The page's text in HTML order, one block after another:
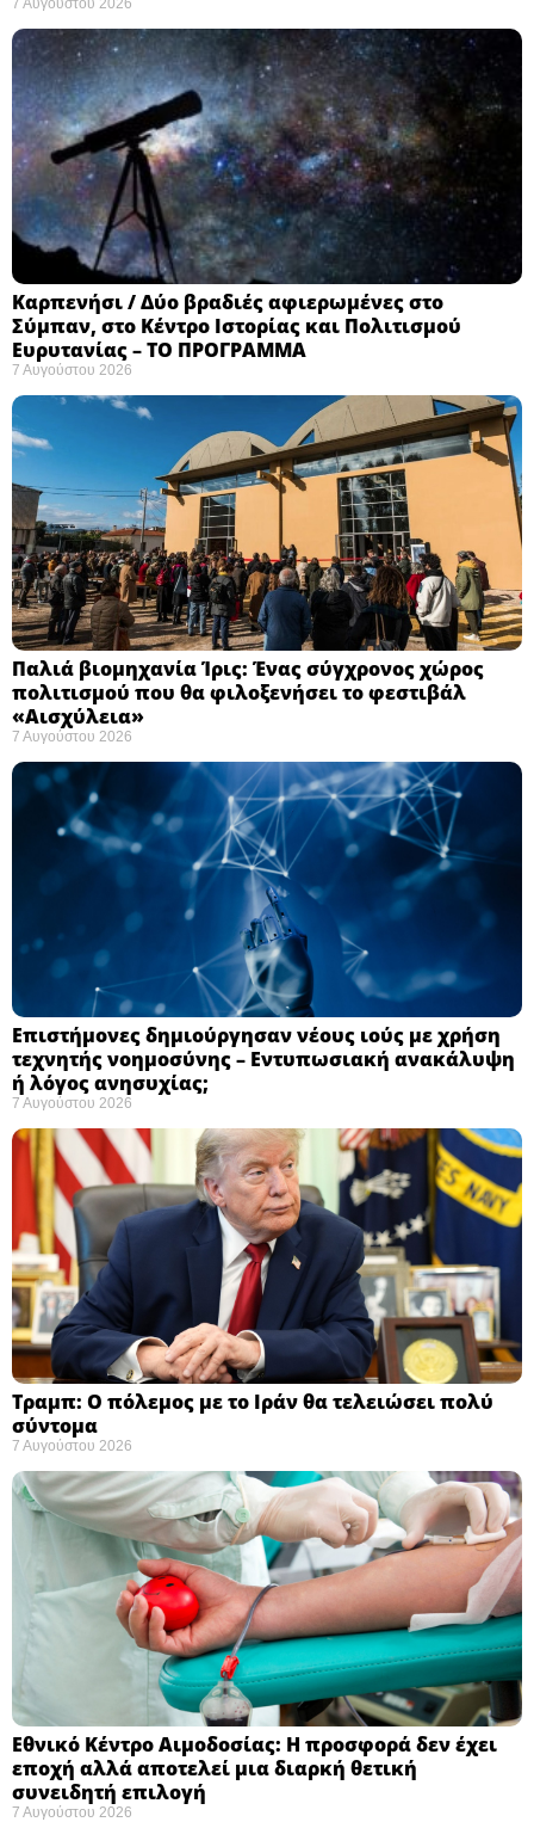
Καρπενήσι / Δύο βραδιές αφιερωμένες στο
Σύμπαν, στο Κέντρο Ιστορίας και Πολιτισμού
Ευρυτανίας – ΤΟ ΠΡΟΓΡΑΜΜΑ
7 Αυγούστου 2026
Παλιά βιομηχανία Ίρις: Ένας σύγχρονος χώρος
πολιτισμού που θα φιλοξενήσει το φεστιβάλ
«Αισχύλεια» ​
7 Αυγούστου 2026
Επιστήμονες δημιούργησαν νέους ιούς με χρήση
τεχνητής νοημοσύνης – Εντυπωσιακή ανακάλυψη
ή λόγος ανησυχίας; ​
7 Αυγούστου 2026
Τραμπ: Ο πόλεμος με το Ιράν θα τελειώσει πολύ
σύντομα ​
7 Αυγούστου 2026
Εθνικό Κέντρο Αιμοδοσίας: H προσφορά δεν έχει
εποχή αλλά αποτελεί μια διαρκή θετική
συνειδητή επιλογή ​
7 Αυγούστου 2026